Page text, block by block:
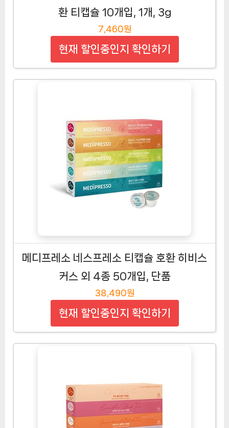
환 티캡슐 10개입, 1개, 3g
7,460원
현재 할인중인지 확인하기
메디프레소 네스프레소 티캡슐 호환 히비스
커스 외 4종 50개입, 단품
38,490원
현재 할인중인지 확인하기